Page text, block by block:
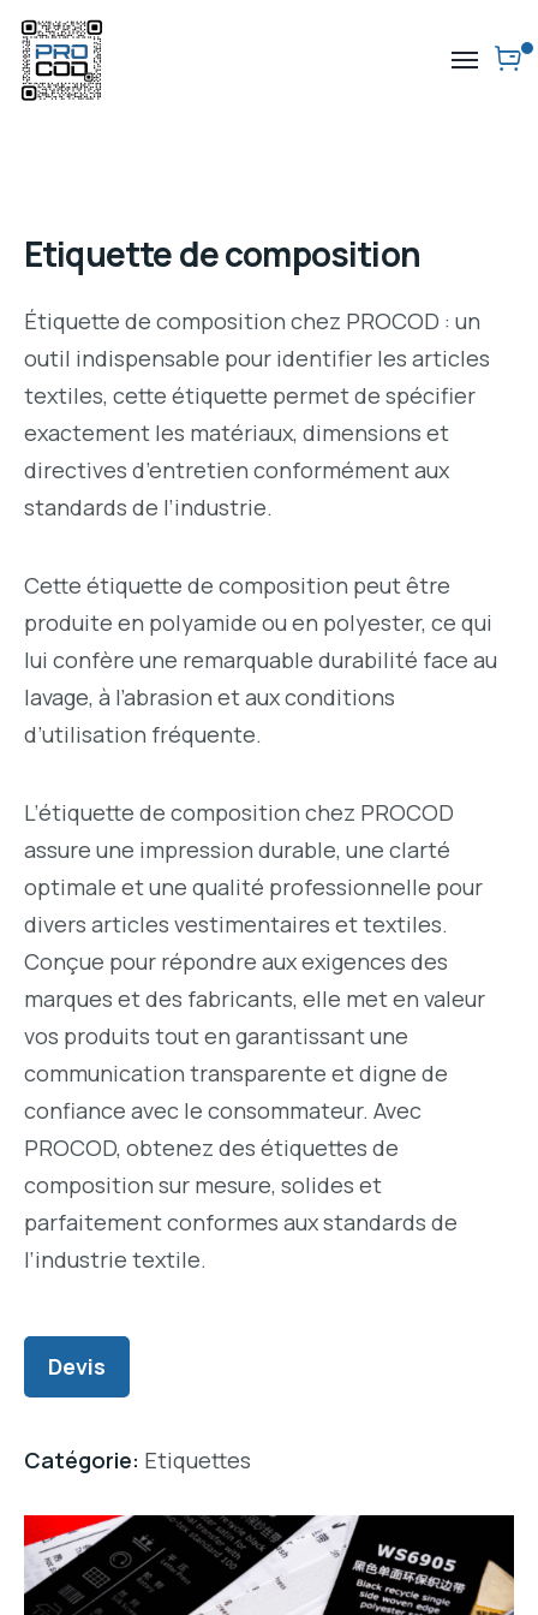
Etiquette de composition
Étiquette de composition chez PROCOD : un
outil indispensable pour identifier les articles
textiles, cette étiquette permet de spécifier
exactement les matériaux, dimensions et
directives d’entretien conformément aux
standards de l’industrie.
Cette étiquette de composition peut être
produite en polyamide ou en polyester, ce qui
lui confère une remarquable durabilité face au
lavage, à l’abrasion et aux conditions
d’utilisation fréquente.
L’étiquette de composition chez PROCOD
assure une impression durable, une clarté
optimale et une qualité professionnelle pour
divers articles vestimentaires et textiles.
Conçue pour répondre aux exigences des
marques et des fabricants, elle met en valeur
vos produits tout en garantissant une
communication transparente et digne de
confiance avec le consommateur. Avec
PROCOD, obtenez des étiquettes de
composition sur mesure, solides et
parfaitement conformes aux standards de
l’industrie textile.
Devis
Catégorie: Etiquettes